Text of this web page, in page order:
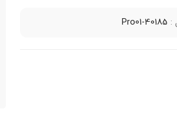
:
Pro01-40185